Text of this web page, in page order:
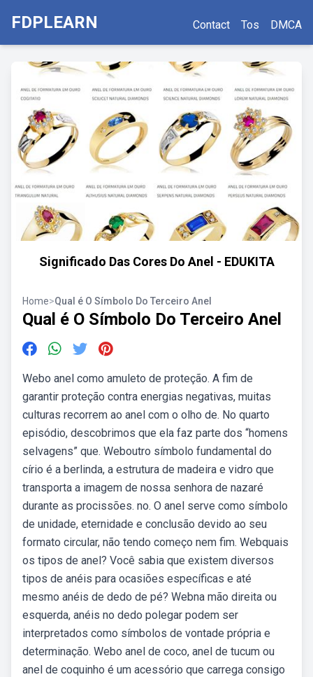
FDPLEARN Contact Tos DMCA
Significado Das Cores Do Anel - EDUKITA
Home>Qual é O Símbolo Do Terceiro Anel
Qual é O Símbolo Do Terceiro Anel
Webo anel como amuleto de proteção. A fim de
garantir proteção contra energias negativas, muitas
culturas recorrem ao anel com o olho de. No quarto
episódio, descobrimos que ela faz parte dos “homens
selvagens” que. Weboutro símbolo fundamental do
círio é a berlinda, a estrutura de madeira e vidro que
transporta a imagem de nossa senhora de nazaré
durante as procissões. no. O anel serve como símbolo
de unidade, eternidade e conclusão devido ao seu
formato circular, não tendo começo nem fim. Webquais
os tipos de anel? Você sabia que existem diversos
tipos de anéis para ocasiões específicas e até
mesmo anéis de dedo de pé? Webna mão direita ou
esquerda, anéis no dedo polegar podem ser
interpretados como símbolos de vontade própria e
determinação. Webo anel de coco, anel de tucum ou
anel de coquinho é um acessório que carrega consigo